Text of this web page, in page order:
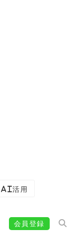
AI活用
会員登録